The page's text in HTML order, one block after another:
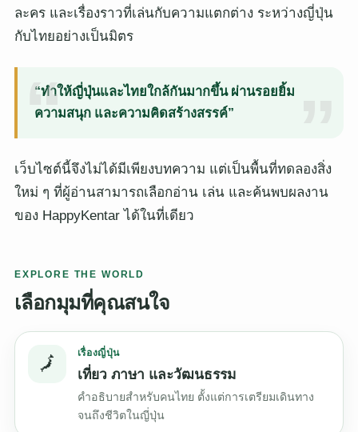
ละคร และเรื่องราวที่เล่นกับความแตกต่าง ระหว่างญี่ปุ่น
กับไทยอย่างเป็นมิตร
“ทำให้ญี่ปุ่นและไทยใกล้กันมากขึ้น ผ่านรอยยิ้ม
ความสนุก และความคิดสร้างสรรค์”
เว็บไซต์นี้จึงไม่ได้มีเพียงบทความ แต่เป็นพื้นที่ทดลองสิ่ง
ใหม่ ๆ ที่ผู้อ่านสามารถเลือกอ่าน เล่น และค้นพบผลงาน
ของ HappyKentar ได้ในที่เดียว
EXPLORE THE WORLD
เลือกมุมที่คุณสนใจ
🗾
เรื่องญี่ปุ่น
เที่ยว ภาษา และวัฒนธรรม
คำอธิบายสำหรับคนไทย ตั้งแต่การเตรียมเดินทาง
จนถึงชีวิตในญี่ปุ่น